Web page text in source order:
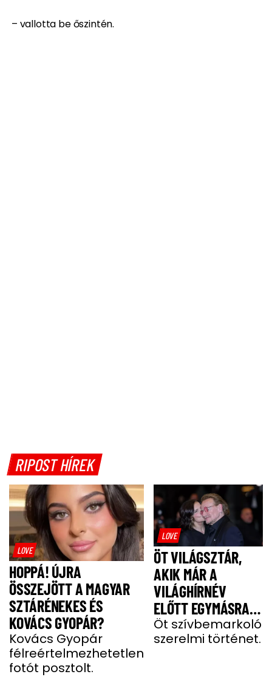
– vallotta be őszintén.
RIPOST HÍREK
LOVE
HOPPÁ! ÚJRA
ÖSSZEJÖTT A MAGYAR
SZTÁRÉNEKES ÉS
KOVÁCS GYOPÁR?
Kovács Gyopár
félreértelmezhetetlen
fotót posztolt.
LOVE
ÖT VILÁGSZTÁR,
AKIK MÁR A
VILÁGHÍRNÉV
ELŐTT EGYMÁSRA
TALÁLTAK
Öt szívbemarkoló
szerelmi történet.